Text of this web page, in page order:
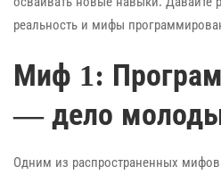
реальность и мифы
Миф 1:
— дело
Одним из распространенных мифов